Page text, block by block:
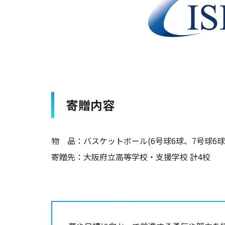
寄贈内容
物 品：バスケットボール(6号球6球、7号球6
寄贈先：大阪府立高等学校・支援学校 計4校